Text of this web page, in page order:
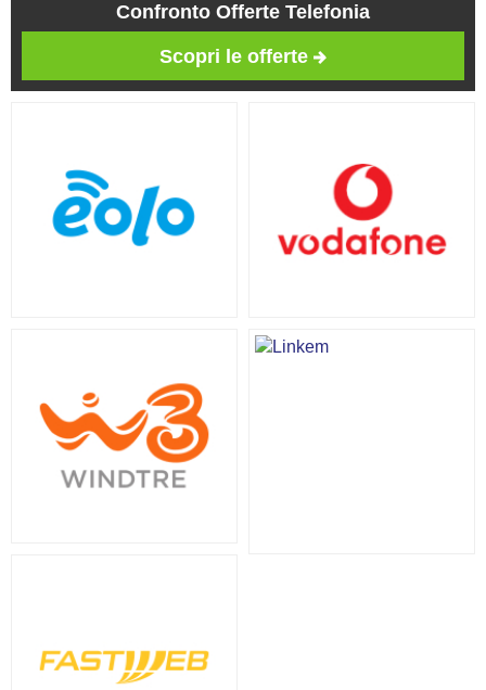
Confronto Offerte Telefonia
Scopri le offerte